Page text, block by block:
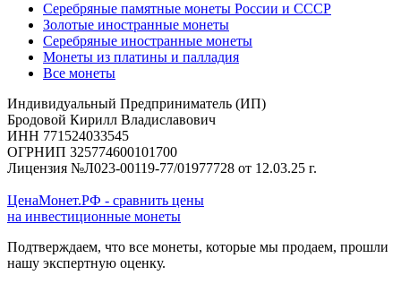
Серебряные памятные монеты России и СССР
Золотые иностранные монеты
Серебряные иностранные монеты
Монеты из платины и палладия
Все монеты
Индивидуальный Предприниматель (ИП)
Бродовой Кирилл Владиславович
ИНН 771524033545
ОГРНИП 325774600101700
Лицензия №Л023-00119-77/01977728 от 12.03.25 г.
ЦенаМонет.РФ - сравнить цены
на инвестиционные монеты
Подтверждаем, что все монеты, которые мы продаем, прошли
нашу экспертную оценку.